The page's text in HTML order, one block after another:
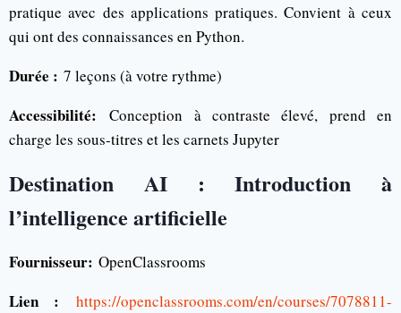
pratique avec des applications pratiques. Convient à ceux
qui ont des connaissances en Python.
Durée : 7 leçons (à votre rythme)
Accessibilité: Conception à contraste élevé, prend en
charge les sous-titres et les carnets Jupyter
Destination AI : Introduction à
l’intelligence artificielle
Fournisseur: OpenClassrooms
Lien :
https://openclassrooms.com/en/courses/7078811-